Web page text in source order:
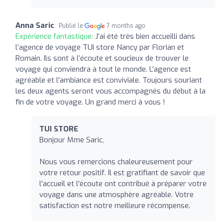
Anna Saric Publié le 7 months ago
Expérience fantastique: J’ai été très bien accueilli dans
l’agence de voyage TUI store Nancy par Florian et
Romain. Ils sont à l’écoute et soucieux de trouver le
voyage qui conviendra à tout le monde. L’agence est
agréable et l'ambiance est conviviale. Toujours souriant
les deux agents seront vous accompagnés du début à la
fin de votre voyage. Un grand merci à vous !
TUI STORE
Bonjour Mme Saric,
Nous vous remercions chaleureusement pour
votre retour positif. Il est gratifiant de savoir que
l'accueil et l'écoute ont contribué à préparer votre
voyage dans une atmosphère agréable. Votre
satisfaction est notre meilleure récompense.